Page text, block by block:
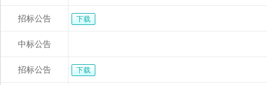
招标公告 下载
中标公告
招标公告 下载